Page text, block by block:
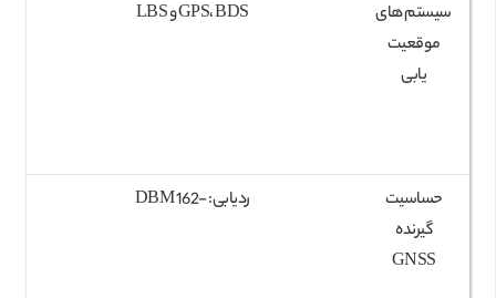
سیستم‌ های
موقعیت‌
یابی
GPS، BDS و LBS
حساسیت
گیرنده
GNSS
ردیابی: -162 DBM